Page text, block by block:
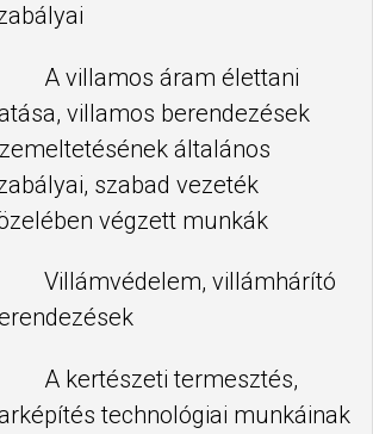
A villamos áram élettani
villamos berendezések
általános
szabad vezeték
végzett munkák
Villámvédelem, villámhárító
A kertészeti termesztés,
technológiai munkáinak